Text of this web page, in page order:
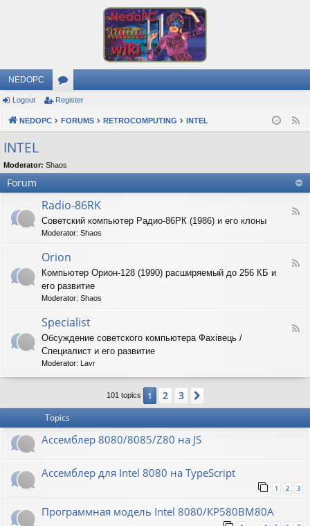
NEDOPC
or
u
s
Logout Register
NEDOPC FORUMS RETROCOMPUTING INTEL
INTEL
Moderator: Shaos
Forum
F
d
R
o
8
Radio-86RK
Советский компьютер Радио-86РК (1986) и его клоны
Moderator: Shaos
F
Orion
Компьютер Орион-128 (1990) расширяемый до 256 КБ и
его развитие
Moderator: Shaos
F
i
i
t
Specialist
Обсуждение советского компьютера Фахiвець /
Специалист и его развитие
Moderator: Lavr
101 topics 1 2 3
Topics
Ассемблер 8080/8085/Z80 на JS
Ассемблер для Intel 8080 на TypeScript
1 2 3
Программная модель Intel 8080/КР580ВМ80А